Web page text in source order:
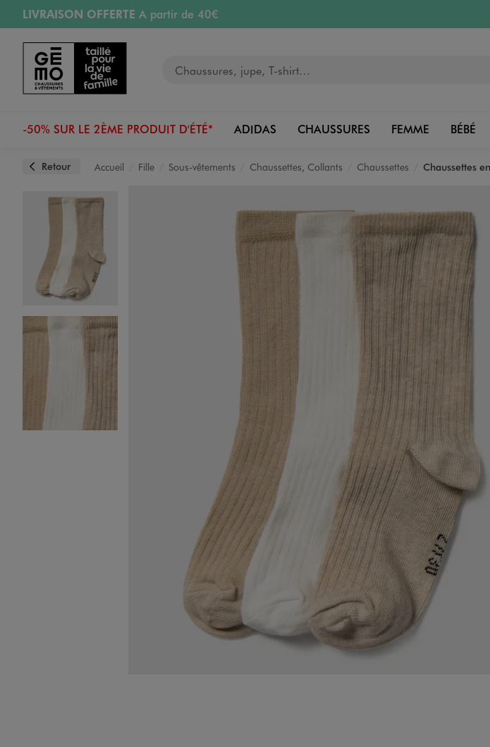
Aller au contenu principal
Aller à la navigation
LIVRAISON OFFERTE A partir de 40€
RETRAIT ET LIVRAISON OFFERTE
RÉSERVATION GRATUITE
4h en magasin
Retours OFFERTSpendant 30 jours
-50% SUR LE 2ÈME PRODUIT D'ÉTÉ* ADIDAS CHAUSSURES FEMME BÉBÉ
Retour Accueil Fille Sous-vêtements Chaussettes, Collants Chaussettes Chaussettes
Image 2 sur 2